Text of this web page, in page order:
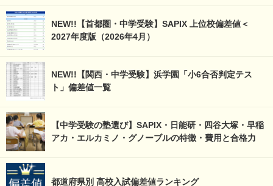
NEW!!【首都圏・中学受験】SAPIX 上位校偏差値＜
2027年度版（2026年4月）
NEW!!【関西・中学受験】浜学園「小6合否判定テス
ト」偏差値一覧
【中学受験の塾選び】SAPIX・日能研・四谷大塚・早稲
アカ・エルカミノ・グノーブルの特徴・費用と合格力
都道府県別 高校入試偏差値ランキング